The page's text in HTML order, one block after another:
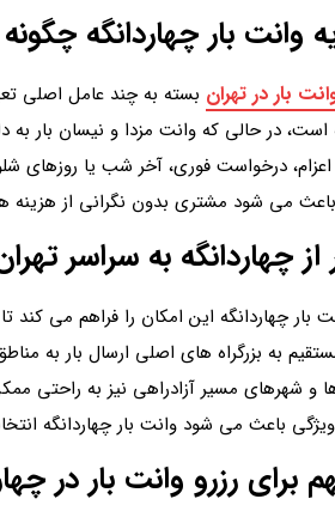
وانت بار چهاردانگه
بار در تهران بسته به چند عامل اصلی
است، در حالی که وانت مزدا و نیسان‌ بار
درخواست فوری، آخر شب یا روزهای
می شود مشتری بدون نگرانی از هزینه
چهاردانگه به سراسر
بار چهاردانگه این امکان را فراهم می کند
به بزرگراه های اصلی ارسال بار به
و شهرهای مسیر آزادراهی نیز به راحتی
باعث می شود وانت‌ بار چهاردانگه
برای رزرو وانت بار در